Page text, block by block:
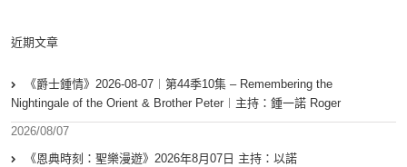
近期文章
《爵士鍾情》2026-08-07︱第44季10集 – Remembering the
Nightingale of the Orient & Brother Peter︱主持：鍾一諾 Roger
2026/08/07
《恩典時刻：聖樂漫遊》2026年8月07日 主持：以諾